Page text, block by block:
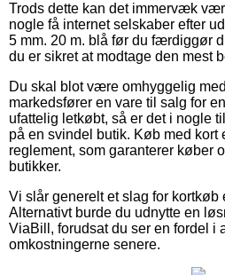
Trods dette kan det immervæk
nogle få internet selskaber efter
5 mm. 20 m. blå før du færdiggør
du er sikret at modtage den mest
Du skal blot være omhyggelig
markedsfører en vare til salg for
ufattelig letkøbt, så er det i nogle
på en svindel butik. Køb med kort
reglement, som garanterer køber
butikker.
Vi slår generelt et slag for kortkøb
Alternativt burde du udnytte en
ViaBill, forudsat du ser en fordel i
omkostningerne senere.